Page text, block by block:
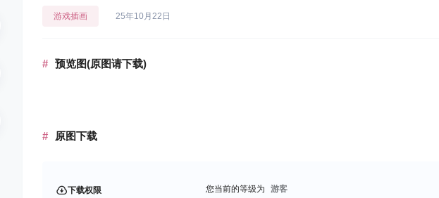
游戏插画 25年10月22日
预览图(原图请下载)
原图下载
下载权限 您当前的等级为 游客